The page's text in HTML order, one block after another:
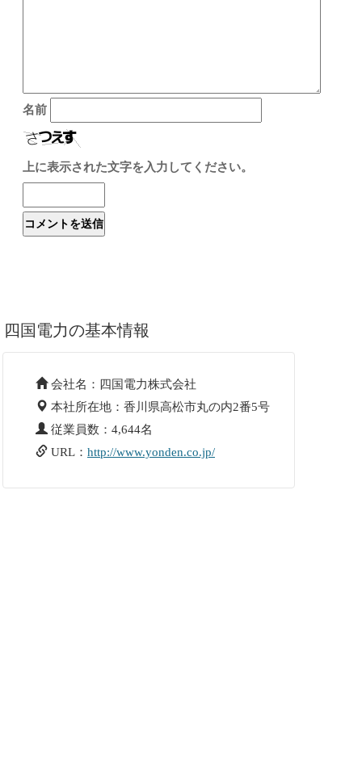
名前
上に表示された文字を入力してください。
四国電力の基本情報
会社名：四国電力株式会社
本社所在地：香川県高松市丸の内2番5号
従業員数：4,644名
URL： http://www.yonden.co.jp/